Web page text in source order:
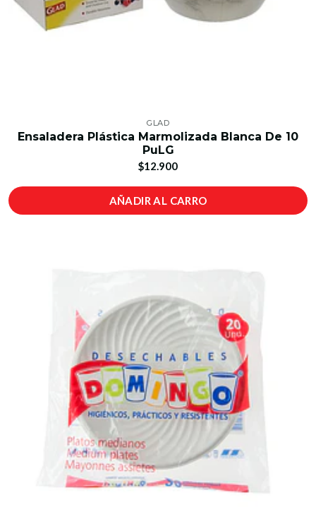
GLAD
Ensaladera Plástica Marmolizada Blanca De 10
PuLG
$12.900
AÑADIR AL CARRO